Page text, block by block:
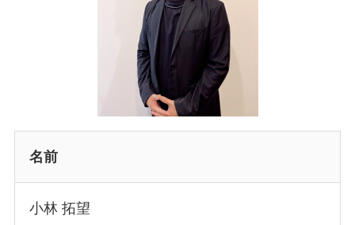
名前
小林 拓望